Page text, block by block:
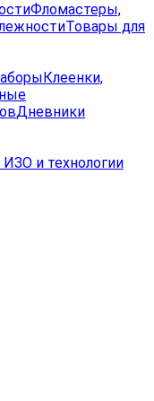
Фломастеры,
Товары для
Клеенки,
Дневники
и технологии